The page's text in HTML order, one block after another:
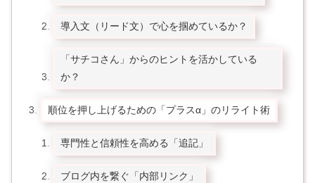
導入文（リード文）で心を掴めているか？
「サチコさん」からのヒントを活かしている
か？
順位を押し上げるための「プラスα」のリライト術
専門性と信頼性を高める「追記」
ブログ内を繋ぐ「内部リンク」